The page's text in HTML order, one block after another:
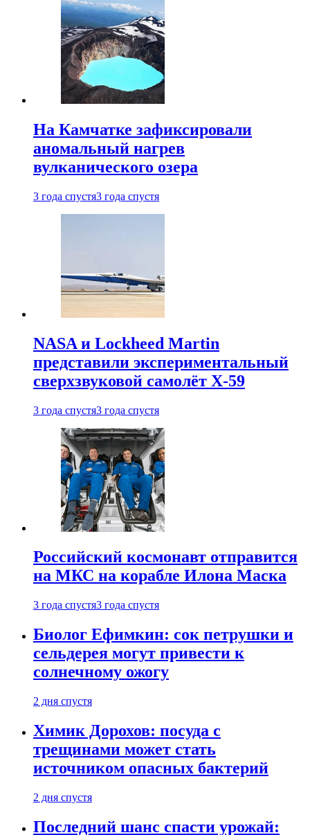
На Камчатке зафиксировали
аномальный нагрев
вулканического озера
3 года спустя3 года спустя
NASA и Lockheed Martin
представили экспериментальный
сверхзвуковой самолёт X-59
3 года спустя3 года спустя
Российский космонавт отправится
на МКС на корабле Илона Маска
3 года спустя3 года спустя
Биолог Ефимкин: сок петрушки и
сельдерея могут привести к
солнечному ожогу
2 дня спустя
Химик Дорохов: посуда с
трещинами может стать
источником опасных бактерий
2 дня спустя
Последний шанс спасти урожай: